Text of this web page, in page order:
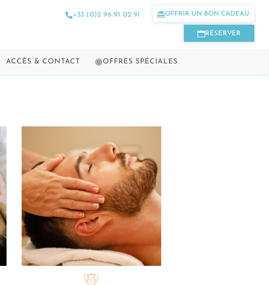
+33 (0)2 96 91 02 91 OFFRIR UN BON CADEAU
RÉSERVER
ACCÈS & CONTACT OFFRES SPÉCIALES